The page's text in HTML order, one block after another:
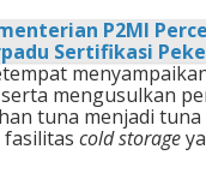
P2MI
Sertifikasi
mengusulkan
tuna menjadi
cold storage